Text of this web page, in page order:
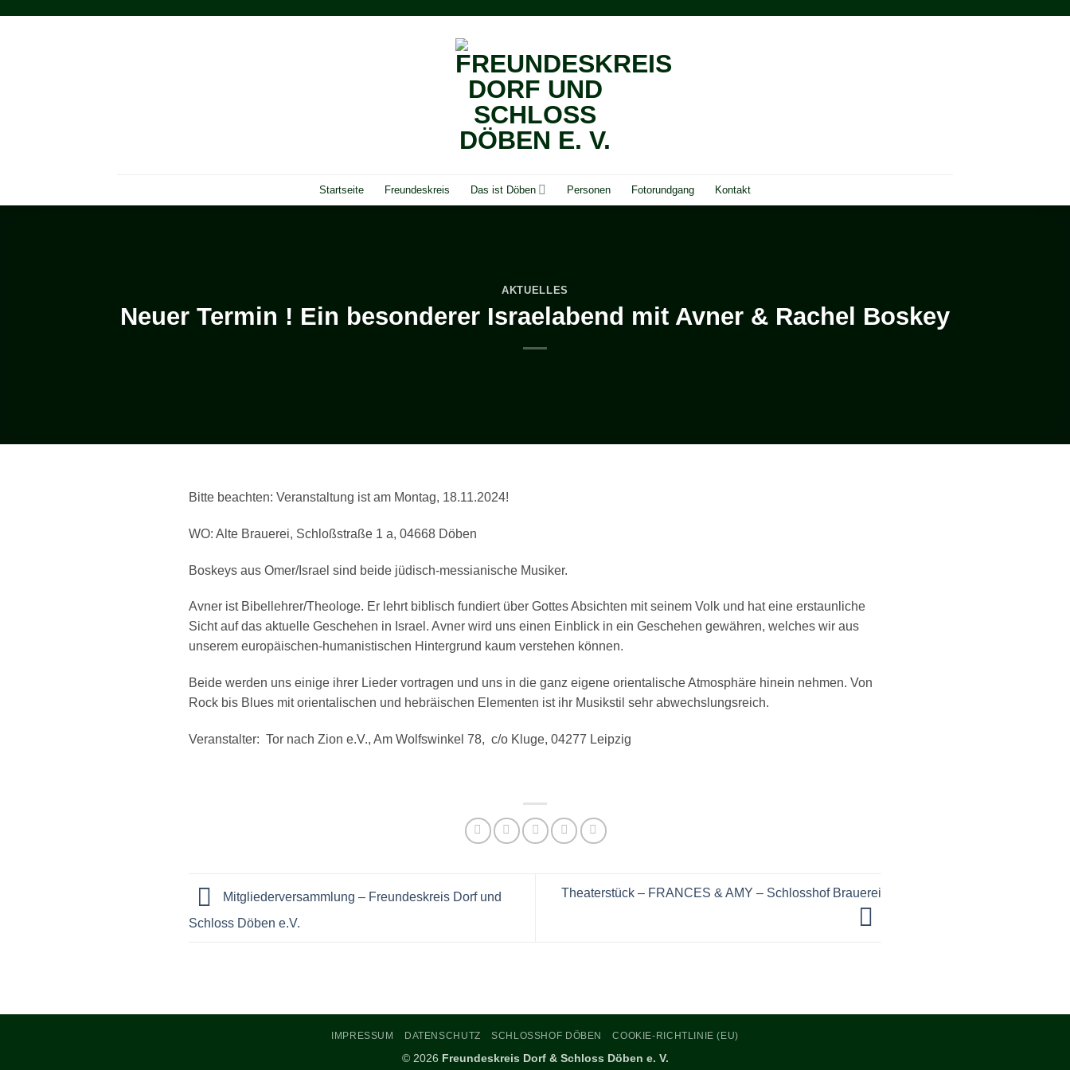
Startseite Freundeskreis Das ist Döben Personen Fotorundgang Kontakt
AKTUELLES
Neuer Termin ! Ein besonderer Israelabend mit Avner & Rachel Boskey
Bitte beachten: Veranstaltung ist am Montag, 18.11.2024!
WO: Alte Brauerei, Schloßstraße 1 a, 04668 Döben
Boskeys aus Omer/Israel sind beide jüdisch-messianische Musiker.
Avner ist Bibellehrer/Theologe. Er lehrt biblisch fundiert über Gottes Absichten mit seinem Volk und hat eine erstaunliche
Sicht auf das aktuelle Geschehen in Israel. Avner wird uns einen Einblick in ein Geschehen gewähren, welches wir aus
unserem europäischen-humanistischen Hintergrund kaum verstehen können.
Beide werden uns einige ihrer Lieder vortragen und uns in die ganz eigene orientalische Atmosphäre hinein nehmen. Von
Rock bis Blues mit orientalischen und hebräischen Elementen ist ihr Musikstil sehr abwechslungsreich.
Veranstalter: Tor nach Zion e.V., Am Wolfswinkel 78, c/o Kluge, 04277 Leipzig
Mitgliederversammlung – Freundeskreis Dorf und
Schloss Döben e.V.
Theaterstück – FRANCES & AMY – Schlosshof Brauerei
IMPRESSUM DATENSCHUTZ SCHLOSSHOF DÖBEN COOKIE-RICHTLINIE (EU)
© 2026 Freundeskreis Dorf & Schloss Döben e. V.